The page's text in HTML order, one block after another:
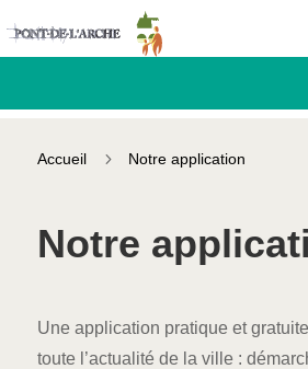
Accueil 5 Notre application
Notre
Une application pratique et
toute l’actualité de la ville :